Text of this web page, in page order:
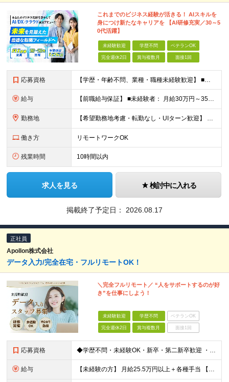
これまでのビジネス経験が活きる！ AIスキルを
身につけ新たなキャリアを 【AI研修充実／30～5
0代活躍】
未経験歓迎 学歴不問 ベテランOK
完全週休2日 賞与複数月 面接1回
応募資格 【学歴・年齢不問、業種・職種未経験歓迎】 ■何らかの社会人経験がある方（3年以上） ※前職での経験や業務知識などを活かし、 将来性の高いAI・DX業界で活躍したい方歓迎！ ★入社前面談・アンケートあ
給与 【前職給与保証】 ■未経験者： 月給30万円～35万円 ■ローキャリア（経験目安1年程度）： 月給35万円～40万円 ■経験者（経験目安3年以上）： 月給40万円～60万円 ■即戦力（経験目安5年以上
勤務地 【希望勤務地考慮・転勤なし・UIターン歓迎】 本社（東京都新宿区大京町）および首都圏の勤務先 ★リモートワーク応相談 ★上京を希望する地方在住者の方も大歓迎！ ★横浜に営業拠点開設 神奈川県内や神
働き方 リモートワークOK
残業時間 10時間以内
求人を見る 検討中に入れる
掲載終了予定日： 2026.08.17
正社員
Apollon株式会社
データ入力/完全在宅・フルリモートOK！
＼完全フルリモート／ “人をサポートするのが好
き”を仕事にしよう！
未経験歓迎 学歴不問 ベテランOK
完全週休2日 賞与複数月 面接1回
応募資格 ◆学歴不問・未経験OK・新卒・第二新卒歓迎 ・フルリモートで自律的に働きたい方 ・PCの基本操作（タイピング・コピー＆ペースト）ができればOK！
給与 【未経験の方】 月給25.5万円以上＋各種手当 【事務経験3年以上の方】 月給28万円以上＋各種手当 ※経験・スキル・年齢を考慮の上、決定します ※試用期間：3ヶ月(雇用形態は正社員、給与・待遇に